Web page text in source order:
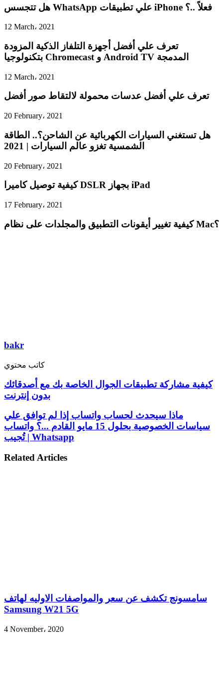
هل تتجسس WhatsApp علي تطبيقات iPhone فعلاً ..؟
12 March، 2021
تعرف علي أفضل أجهزة التلفاز الذكية المزودة
بتكنولوجيا Chromecast و Android TV المدمجة
12 March، 2021
تعرف علي أفضل عدسات محمولة لالتقاط صور أفضل
20 February، 2021
هل تستغني السيارات الكهربائية عن الشاحن؟.. الطاقة
الشمسية تغزو عالم السيارات | 2021
20 February، 2021
كيفية توصيل كاميرا DSLR بجهاز iPad
17 February، 2021
كيفية تغيير أيقونات التطبيق والمجلدات على نظام Mac؟
bakr
كاتب محتوي
كيفية مشاركة تطبيقات الجوال الخاصة بك مع أصدقائك
بدون إنترنت
ماذا سيحدث لحساب واتساب إذا لم توافق علي
سياسات الخصوصية بحلول 15 مايو القادم ...؟ واتساب
تُجيب | Whatsapp
Related Articles
سامسونج تكشف عن سعر والمواصفات الاوليه لهاتف
Samsung W21 5G
4 November، 2020